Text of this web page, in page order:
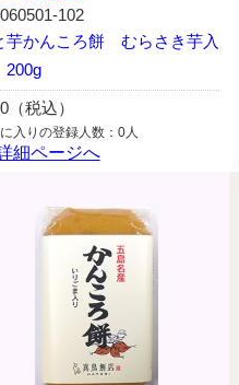
102
芋かんころ餅 むらさき芋入
（税込）
入りの登録人数：0人
細ページへ